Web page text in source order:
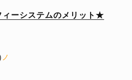
ーシステムのメリット★
ノ